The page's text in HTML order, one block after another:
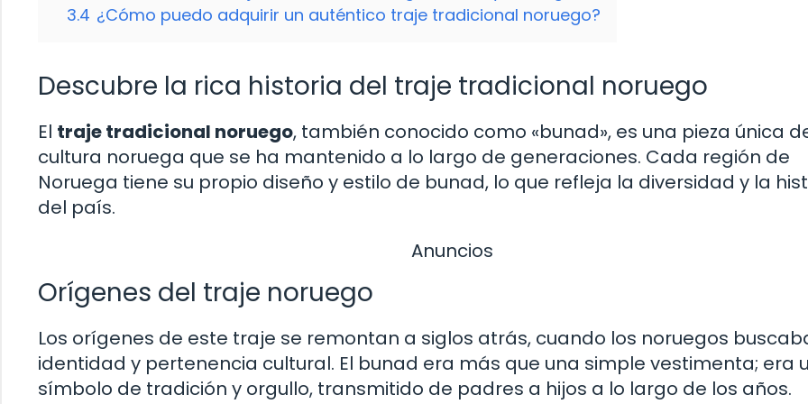
3.4 ¿Cómo puedo adquirir un auténtico traje tradicional noruego?
Descubre la rica historia del traje tradicional noruego
El traje tradicional noruego, también conocido como «bunad», es una pieza única
cultura noruega que se ha mantenido a lo largo de generaciones. Cada región de
Noruega tiene su propio diseño y estilo de bunad, lo que refleja la diversidad y la
del país.
Anuncios
Orígenes del traje noruego
Los orígenes de este traje se remontan a siglos atrás, cuando los noruegos
identidad y pertenencia cultural. El bunad era más que una simple vestimenta; era
símbolo de tradición y orgullo, transmitido de padres a hijos a lo largo de los años.